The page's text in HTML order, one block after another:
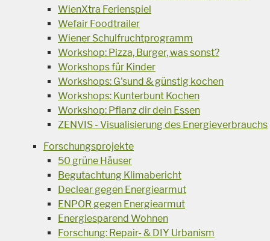
WienXtra Ferienspiel
Wefair Foodtrailer
Wiener Schulfruchtprogramm
Workshop: Pizza, Burger, was sonst?
Workshops für Kinder
Workshops: G'sund & günstig kochen
Workshops: Kunterbunt Kochen
Workshop: Pflanz dir dein Essen
ZENVIS - Visualisierung des Energieverbrauchs
Forschungsprojekte
50 grüne Häuser
Begutachtung Klimabericht
Declear gegen Energiearmut
ENPOR gegen Energiearmut
Energiesparend Wohnen
Forschung: Repair- & DIY Urbanism